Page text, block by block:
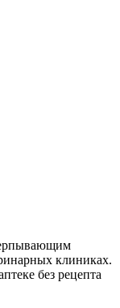
клиниках.
без рецепта